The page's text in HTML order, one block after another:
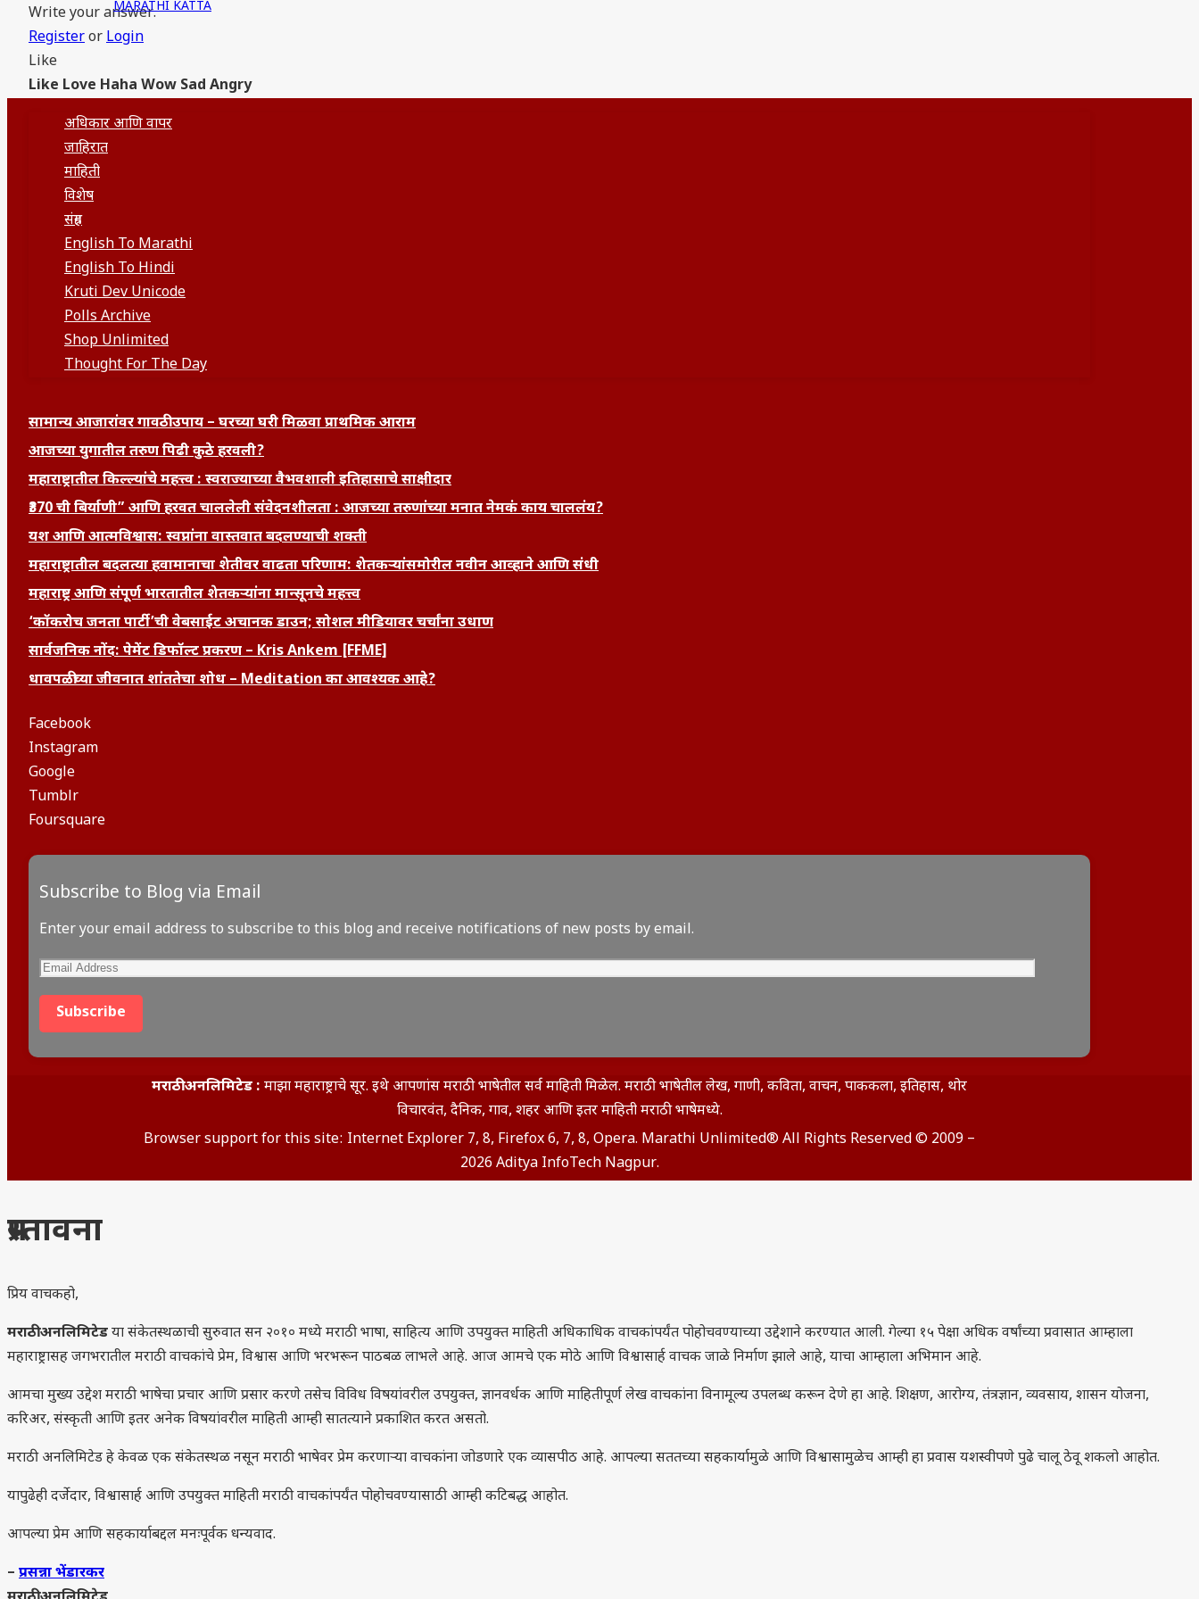
MARATHI KATTA
Write your answer.
RegisterorLogin
Like
Like Love Haha Wow Sad Angry
अधिकार आणि वापर
जाहिरात
माहिती
विशेष
संग्रह
English To Marathi
English To Hindi
Kruti Dev Unicode
Polls Archive
Shop Unlimited
Thought For The Day
सामान्य आजारांवर गावठी उपाय – घरच्या घरी मिळवा प्राथमिक आराम
आजच्या युगातील तरुण पिढी कुठे हरवली?
महाराष्ट्रातील किल्ल्यांचे महत्त्व : स्वराज्याच्या वैभवशाली इतिहासाचे साक्षीदार
₹370 ची बिर्याणी” आणि हरवत चाललेली संवेदनशीलता : आजच्या तरुणांच्या मनात नेमकं काय चाललंय?
यश आणि आत्मविश्वास: स्वप्नांना वास्तवात बदलण्याची शक्ती
महाराष्ट्रातील बदलत्या हवामानाचा शेतीवर वाढता परिणाम: शेतकऱ्यांसमोरील नवीन आव्हाने आणि संधी
महाराष्ट्र आणि संपूर्ण भारतातील शेतकऱ्यांना मान्सूनचे महत्त्व
‘कॉकरोच जनता पार्टी’ची वेबसाईट अचानक डाउन; सोशल मीडियावर चर्चांना उधाण
सार्वजनिक नोंद: पेमेंट डिफॉल्ट प्रकरण – Kris Ankem [FFME]
धावपळीच्या जीवनात शांततेचा शोध – Meditation का आवश्यक आहे?
Facebook
Instagram
Google
Tumblr
Foursquare
Subscribe to Blog via Email
Enter your email address to subscribe to this blog and receive notifications of new posts by email.
Email
Address
Subscribe
मराठी अनलिमिटेड : माझा महाराष्ट्राचे सूर. इथे आपणांस मराठी भाषेतील सर्व माहिती मिळेल. मराठी भाषेतील लेख, गाणी, कविता, वाचन, पाककला, इतिहास, थोर
विचारवंत, दैनिक, गाव, शहर आणि इतर माहिती मराठी भाषेमध्ये.
Browser support for this site: Internet Explorer 7, 8, Firefox 6, 7, 8, Opera. Marathi Unlimited® All Rights Reserved © 2009 –
2026 Aditya InfoTech Nagpur.
प्रस्तावना
प्रिय वाचकहो,
मराठी अनलिमिटेडया संकेतस्थळाची सुरुवात सन २०१० मध्ये मराठी भाषा, साहित्य आणि उपयुक्त माहिती अधिकाधिक वाचकांपर्यंत पोहोचवण्याच्या उद्देशाने करण्यात आली. गेल्या १५ पेक्षा अधिक वर्षांच्या प्रवासात आम्हाला
महाराष्ट्रासह जगभरातील मराठी वाचकांचे प्रेम, विश्वास आणि भरभरून पाठबळ लाभले आहे. आज आमचे एक मोठे आणि विश्वासार्ह वाचक जाळे निर्माण झाले आहे, याचा आम्हाला अभिमान आहे.
आमचा मुख्य उद्देश मराठी भाषेचा प्रचार आणि प्रसार करणे तसेच विविध विषयांवरील उपयुक्त, ज्ञानवर्धक आणि माहितीपूर्ण लेख वाचकांना विनामूल्य उपलब्ध करून देणे हा आहे. शिक्षण, आरोग्य, तंत्रज्ञान, व्यवसाय, शासन योजना,
करिअर, संस्कृती आणि इतर अनेक विषयांवरील माहिती आम्ही सातत्याने प्रकाशित करत असतो.
मराठी अनलिमिटेड हे केवळ एक संकेतस्थळ नसून मराठी भाषेवर प्रेम करणाऱ्या वाचकांना जोडणारे एक व्यासपीठ आहे. आपल्या सततच्या सहकार्यामुळे आणि विश्वासामुळेच आम्ही हा प्रवास यशस्वीपणे पुढे चालू ठेवू शकलो आहोत.
यापुढेही दर्जेदार, विश्वासार्ह आणि उपयुक्त माहिती मराठी वाचकांपर्यंत पोहोचवण्यासाठी आम्ही कटिबद्ध आहोत.
आपल्या प्रेम आणि सहकार्याबद्दल मनःपूर्वक धन्यवाद.
– प्रसन्ना भेंडारकर